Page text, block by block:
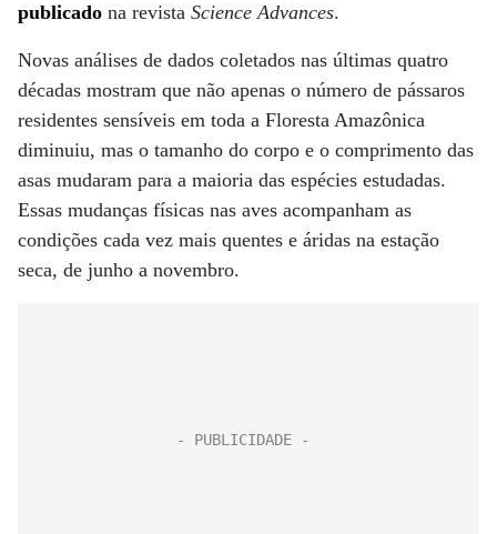
publicado na revista Science Advances.
Novas análises de dados coletados nas últimas quatro
décadas mostram que não apenas o número de pássaros
residentes sensíveis em toda a Floresta Amazônica
diminuiu, mas o tamanho do corpo e o comprimento das
asas mudaram para a maioria das espécies estudadas.
Essas mudanças físicas nas aves acompanham as
condições cada vez mais quentes e áridas na estação
seca, de junho a novembro.